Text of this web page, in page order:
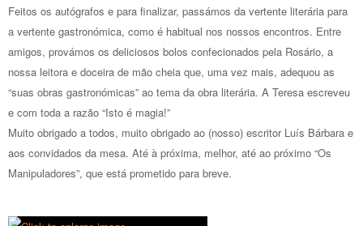
Feitos os autógrafos e para finalizar, passámos da vertente literária para
a vertente gastronómica, como é habitual nos nossos encontros. Entre
amigos, provámos os deliciosos bolos confecionados pela Rosário, a
nossa leitora e doceira de mão cheia que, uma vez mais, adequou as
“suas obras gastronómicas” ao tema da obra literária. A Teresa escreveu
e com toda a razão “Isto é magia!”
Muito obrigado a todos, muito obrigado ao (nosso) escritor Luís Bárbara e
aos convidados da mesa. Até à próxima, melhor, até ao próximo “Os
Manipuladores”, que está prometido para breve.